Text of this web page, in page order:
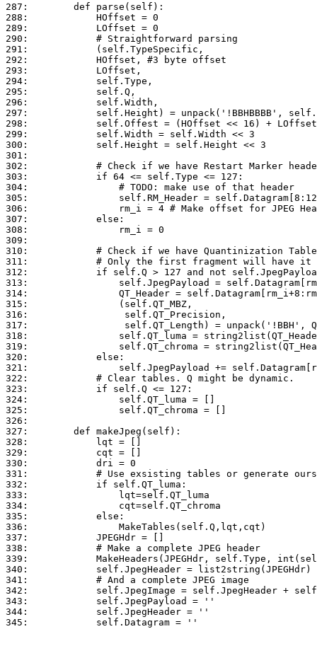
287:	    def parse(self):
288:	        HOffset = 0
289:	        LOffset = 0
290:	        # Straightforward parsing
291:	        (self.TypeSpecific,
292:	        HOffset, #3 byte offset
293:	        LOffset,
294:	        self.Type,
295:	        self.Q,
296:	        self.Width,
297:	        self.Height) = unpack('!BBHBBBB', self.Datagram[:8])
298:	        self.Offest = (HOffset << 16) + LOffset
299:	        self.Width = self.Width << 3
300:	        self.Height = self.Height << 3
301:
302:	        # Check if we have Restart Marker header
303:	        if 64 <= self.Type <= 127:
304:	            # TODO: make use of that header
305:	            self.RM_Header = self.Datagram[8:12]
306:	            rm_i = 4 # Make offset for JPEG Header
307:	        else:
308:	            rm_i = 0
309:
310:	        # Check if we have Quantinization Tables embedded into JPEG Header
311:	        # Only the first fragment will have it
312:	        if self.Q > 127 and not self.JpegPayload:
313:	            self.JpegPayload = self.Datagram[rm_i+8+132:]
314:	            QT_Header = self.Datagram[rm_i+8:rm_i+140]
315:	            (self.QT_MBZ,
316:	             self.QT_Precision,
317:	             self.QT_Length) = unpack('!BBH', QT_Header[:4])
318:	            self.QT_luma = string2list(QT_Header[4:68])
319:	            self.QT_chroma = string2list(QT_Header[68:132])
320:	        else:
321:	            self.JpegPayload += self.Datagram[rm_i+8:]
322:	        # Clear tables. Q might be dynamic.
323:	        if self.Q <= 127:
324:	            self.QT_luma = []
325:	            self.QT_chroma = []
326:
327:	    def makeJpeg(self):
328:	        lqt = []
329:	        cqt = []
330:	        dri = 0
331:	        # Use exsisting tables or generate ours
332:	        if self.QT_luma:
333:	            lqt=self.QT_luma
334:	            cqt=self.QT_chroma
335:	        else:
336:	            MakeTables(self.Q,lqt,cqt)
337:	        JPEGHdr = []
338:	        # Make a complete JPEG header
339:	        MakeHeaders(JPEGHdr, self.Type, int(self.Width), int(self.Height), lqt, cqt, dri)
340:	        self.JpegHeader = list2string(JPEGHdr)
341:	        # And a complete JPEG image
342:	        self.JpegImage = self.JpegHeader + self.JpegPayload
343:	        self.JpegPayload = ''
344:	        self.JpegHeader = ''